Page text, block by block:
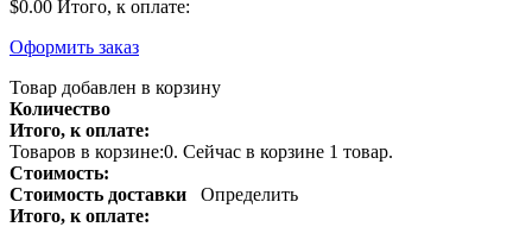
$0.00 Итого, к оплате:
Оформить заказ
Товар добавлен в корзину
Количество
Итого, к оплате:
Товаров в корзине:0. Сейчас в корзине 1 товар.
Стоимость:
Стоимость доставки
Определить
Итого, к оплате: